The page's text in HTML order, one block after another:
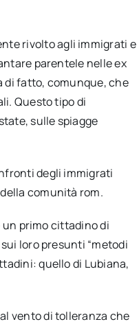
rivolto agli immigrati e
parentele nelle ex
di fatto, comunque, che
Questo tipo di
sulle spiagge
degli immigrati
comunità rom.
primo cittadino di
loro presunti “metodi
quello di Lubiana,
vento di tolleranza che